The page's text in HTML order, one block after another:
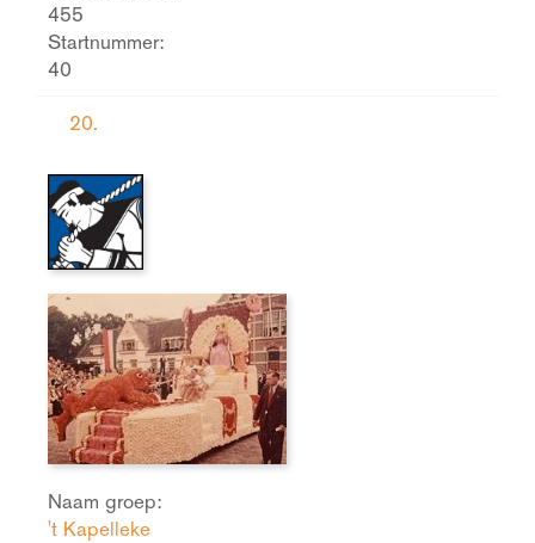
455
Startnummer:
40
20.
Naam groep:
't Kapelleke